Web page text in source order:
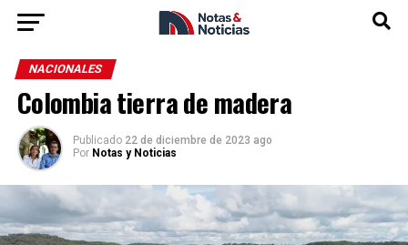
NACIONALES
Colombia tierra de madera
Publicado 22 de diciembre de 2023 ago
Por Notas y Noticias